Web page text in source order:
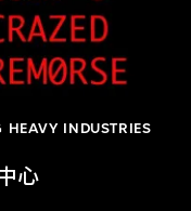
INDUSTRIES
心
一世紀視覺